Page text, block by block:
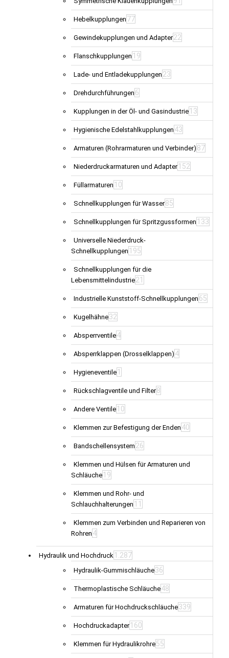
Hebelkupplungen 77
Gewindekupplungen und Adapter22
Flanschkupplungen 19
Lade- und Entladekupplungen 23
Drehdurchführungen 6
Kupplungen in der Öl- und Gasindustrie 13
Hygienische Edelstahlkupplungen 43
Armaturen (Rohrarmaturen und Verbinder) 87
Niederdruckarmaturen und Adapter 152
Füllarmaturen 10
Schnellkupplungen für Wasser85
Schnellkupplungen für Spritzgussformen 133
Universelle Niederdruck-
Schnellkupplungen 195
Schnellkupplungen für die
Lebensmittelindustrie21
Industrielle Kunststoff-Schnellkupplungen 65
Kugelhähne32
Absperrventile4
Absperrklappen (Drosselklappen) 4
Hygieneventile 1
Rückschlagventile und Filter8
Andere Ventile 10
Klemmen zur Befestigung der Enden 40
Bandschellensystem 26
Klemmen und Hülsen für Armaturen und
Schläuche 19
Klemmen und Rohr- und
Schlauchhalterungen 11
Klemmen zum Verbinden und Reparieren von
Rohren 4
Hydraulik und Hochdruck 1.287
Hydraulik-Gummischläuche36
Thermoplastische Schläuche48
Armaturen für Hochdruckschläuche339
Hochdruckadapter 160
Klemmen für Hydraulikrohre55